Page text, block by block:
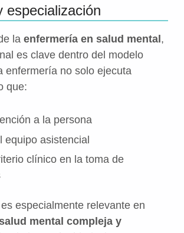
especialización
la enfermería en salud mental,
es clave dentro del modelo
enfermería no solo ejecuta
que:
a la persona
equipo asistencial
clínico en la toma de
especialmente relevante en
mental compleja y